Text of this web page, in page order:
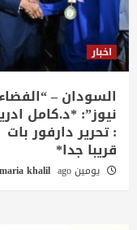
اخبار
السودان – “الفضاء
نيوز”: *د.كامل
: تحرير دارفور بات
قريبا جدا*
يومين ago maria khalil